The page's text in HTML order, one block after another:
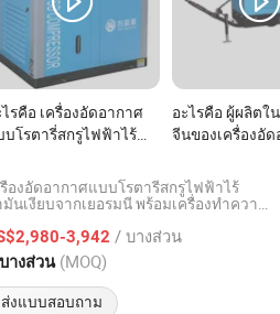
ไรคือ เครื่องอัดอากาศ
บโรตารี่สกรูไฟฟ้าไร้
ดยตรง PMSM PM VSD ที่
ยกับ Ingersoll Rand
อะไรคือ ผู้ผลิตใ
จีนของเครื่องอั
ด้วยดีเซลแบบ
ความดันสูงและ
องอัดอากาศแบบโรตารี่สกรูไฟฟ้าไร้
นเงียบจากเยอรมนี พร้อมเครื่องทำความ
3,942 / บางส่วน
างส่วน (MOQ)
ส่งแบบสอบถาม
Co., Ltd.
อัตราจาก 2014